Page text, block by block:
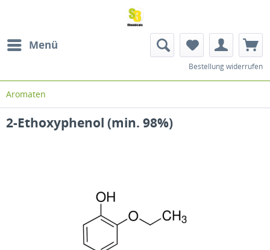
Menü
Bestellung widerrufen
Aromaten
2-Ethoxyphenol (min. 98%)